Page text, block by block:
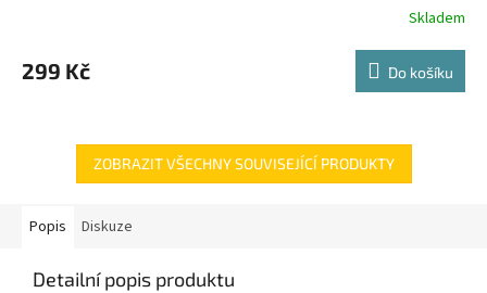
Skladem
299 Kč Do košíku
ZOBRAZIT VŠECHNY SOUVISEJÍCÍ PRODUKTY
Popis Diskuze
Detailní popis produktu